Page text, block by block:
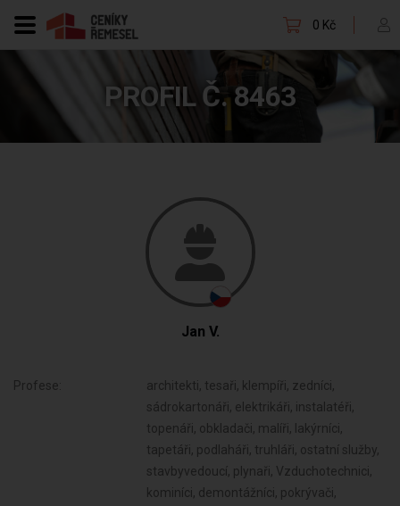
0 Kč
PROFIL Č. 8463
Jan V.
Profese:
architekti, tesaři, klempíři, zedníci,
sádrokartonáři, elektrikáři, instalatéři,
topenáři, obkladači, malíři, lakýrníci,
tapetáři, podlaháři, truhláři, ostatní služby,
stavbyvedoucí, plynaři, Vzduchotechnici,
kominíci, demontážníci, pokrývači,